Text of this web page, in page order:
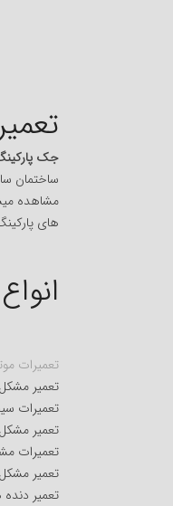
جک
ساختمان
مشاهده
های
تعمیرات
تعمیر
تعمیرات
تعمیر
تعمیرات
تعمیر
تعمیر